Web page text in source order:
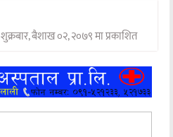
शुक्रबार, बैशाख ०२, २०७९ मा प्रकाशित